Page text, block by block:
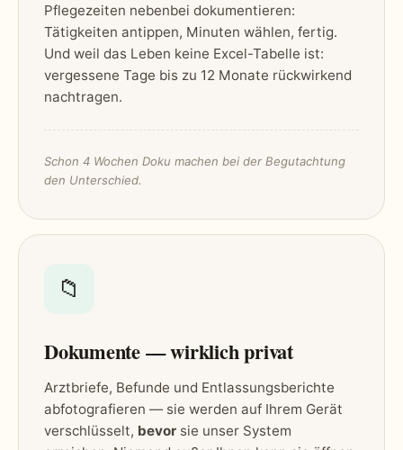
Pflegezeiten nebenbei dokumentieren:
Tätigkeiten antippen, Minuten wählen, fertig.
Und weil das Leben keine Excel-Tabelle ist:
vergessene Tage bis zu 12 Monate rückwirkend
nachtragen.
Schon 4 Wochen Doku machen bei der Begutachtung
den Unterschied.
📁
Dokumente — wirklich privat
Arztbriefe, Befunde und Entlassungsberichte
abfotografieren — sie werden auf Ihrem Gerät
verschlüsselt, bevor sie unser System